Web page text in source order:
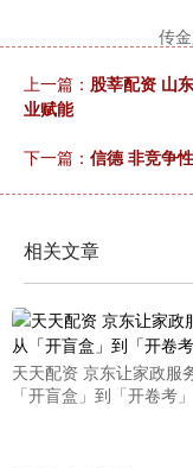
传
上一篇： 股莘配资 山
业赋能
下一篇： 信德 非竞争
相关文章
天天配资 京东让家政服
「开盲盒」到「开卷考」